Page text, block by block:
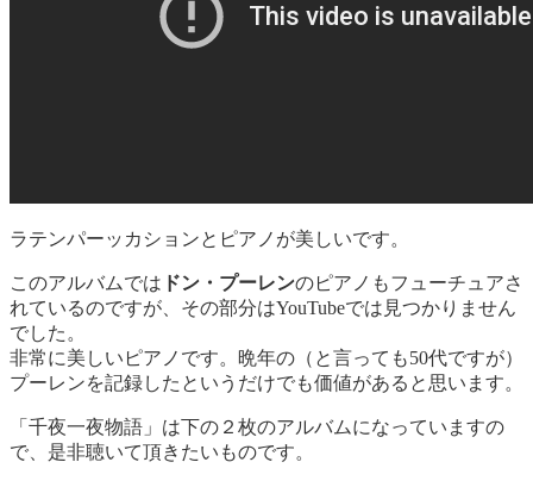
ラテンパーッカションとピアノが美しいです。
このアルバムでは ドン・プーレンのピアノもフューチュアさ
れているのですが、その部分はYouTubeでは見つかりません
でした。
非常に美しいピアノです。晩年の（と言っても50代ですが）
プーレンを記録したというだけでも価値があると思います。
「千夜一夜物語」は下の２枚のアルバムになっていますの
で、是非聴いて頂きたいものです。